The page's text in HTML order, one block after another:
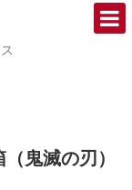
鬼滅の刃）